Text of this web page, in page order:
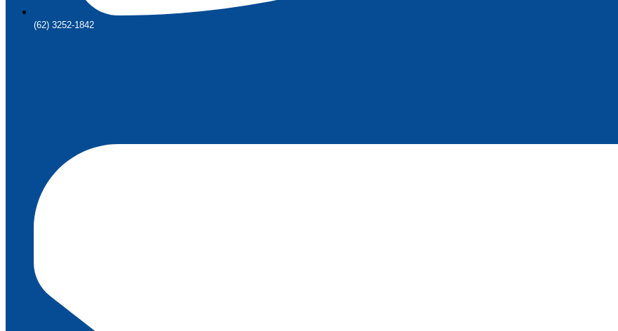
(62) 3252-1842